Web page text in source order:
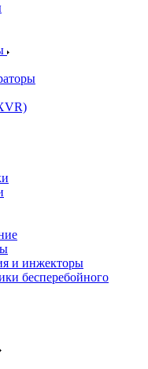
и инжекторы
бесперебойного